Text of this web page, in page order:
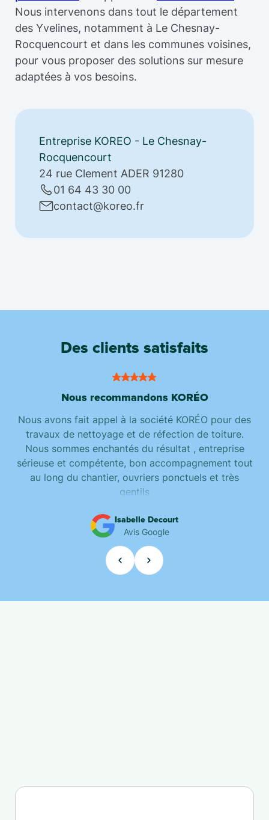
Nous intervenons dans tout le département
des Yvelines, notamment à Le Chesnay-
Rocquencourt et dans les communes voisines,
pour vous proposer des solutions sur mesure
adaptées à vos besoins.
Entreprise KOREO - Le Chesnay-
Rocquencourt
24 rue Clement ADER 91280
01 64 43 30 00
contact@koreo.fr
Des clients satisfaits
Nous recommandons KORÉO
Nous avons fait appel à la société KORÉO pour des
travaux de nettoyage et de réfection de toiture.
Nous sommes enchantés du résultat , entreprise
sérieuse et compétente, bon accompagnement tout
au long du chantier, ouvriers ponctuels et très
gentils
Isabelle Decourt
Avis Google